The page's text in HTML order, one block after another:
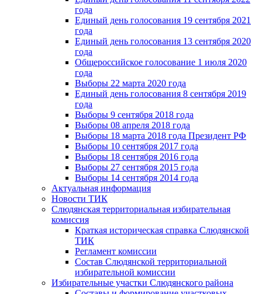
года
Единый день голосования 19 сентября 2021
года
Единый день голосования 13 сентября 2020
года
Общероссийское голосование 1 июля 2020
года
Выборы 22 марта 2020 года
Единый день голосования 8 сентября 2019
года
Выборы 9 сентября 2018 года
Выборы 08 апреля 2018 года
Выборы 18 марта 2018 года Президент РФ
Выборы 10 сентября 2017 года
Выборы 18 сентября 2016 года
Выборы 27 сентября 2015 года
Выборы 14 сентября 2014 года
Актуальная информация
Новости ТИК
Слюдянская территориальная избирательная
комиссия
Краткая историческая справка Слюдянской
ТИК
Регламент комиссии
Состав Слюдянской территориальной
избирательной комиссии
Избирательные участки Слюдянского района